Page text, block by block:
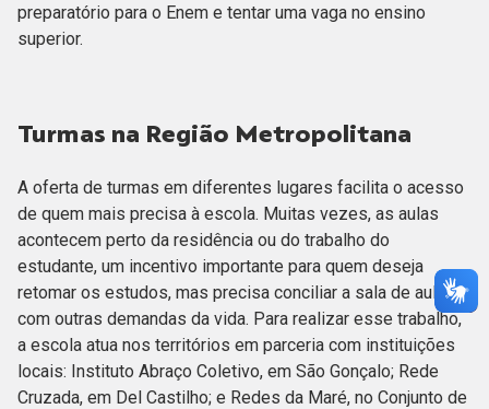
preparatório para o Enem e tentar uma vaga no ensino
superior.
Turmas na Região Metropolitana
A oferta de turmas em diferentes lugares facilita o acesso
de quem mais precisa à escola. Muitas vezes, as aulas
acontecem perto da residência ou do trabalho do
estudante, um incentivo importante para quem deseja
retomar os estudos, mas precisa conciliar a sala de aula
com outras demandas da vida. Para realizar esse trabalho,
a escola atua nos territórios em parceria com instituições
locais: Instituto Abraço Coletivo, em São Gonçalo; Rede
Cruzada, em Del Castilho; e Redes da Maré, no Conjunto de